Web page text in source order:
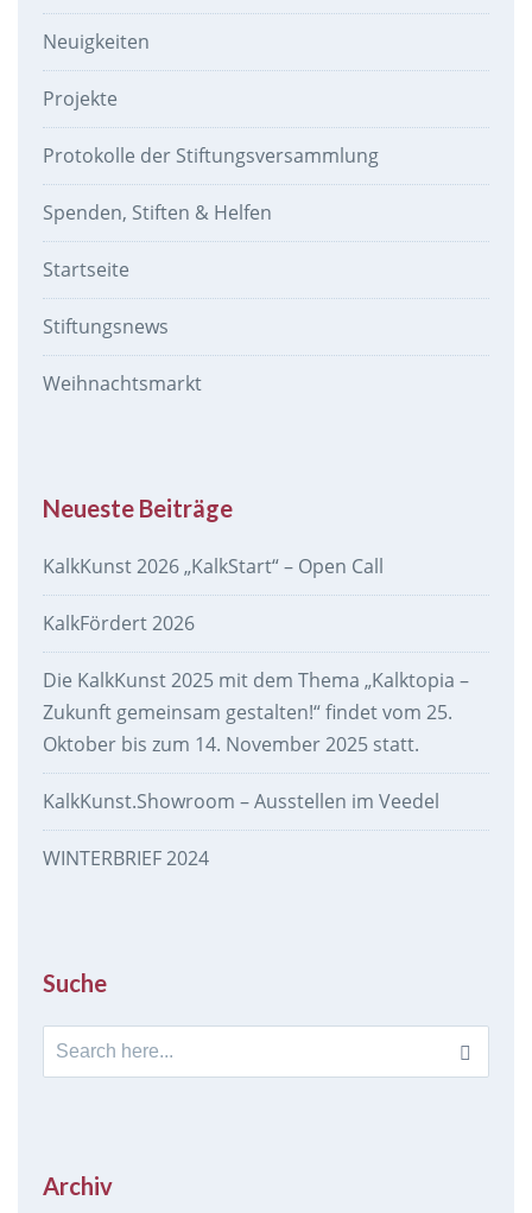
Neuigkeiten
Projekte
Protokolle der Stiftungsversammlung
Spenden, Stiften & Helfen
Startseite
Stiftungsnews
Weihnachtsmarkt
Neueste Beiträge
KalkKunst 2026 „KalkStart“ – Open Call
KalkFördert 2026
Die KalkKunst 2025 mit dem Thema „Kalktopia –
Zukunft gemeinsam gestalten!“ findet vom 25.
Oktober bis zum 14. November 2025 statt.
KalkKunst.Showroom – Ausstellen im Veedel
WINTERBRIEF 2024
Suche
Search
for:
Archiv